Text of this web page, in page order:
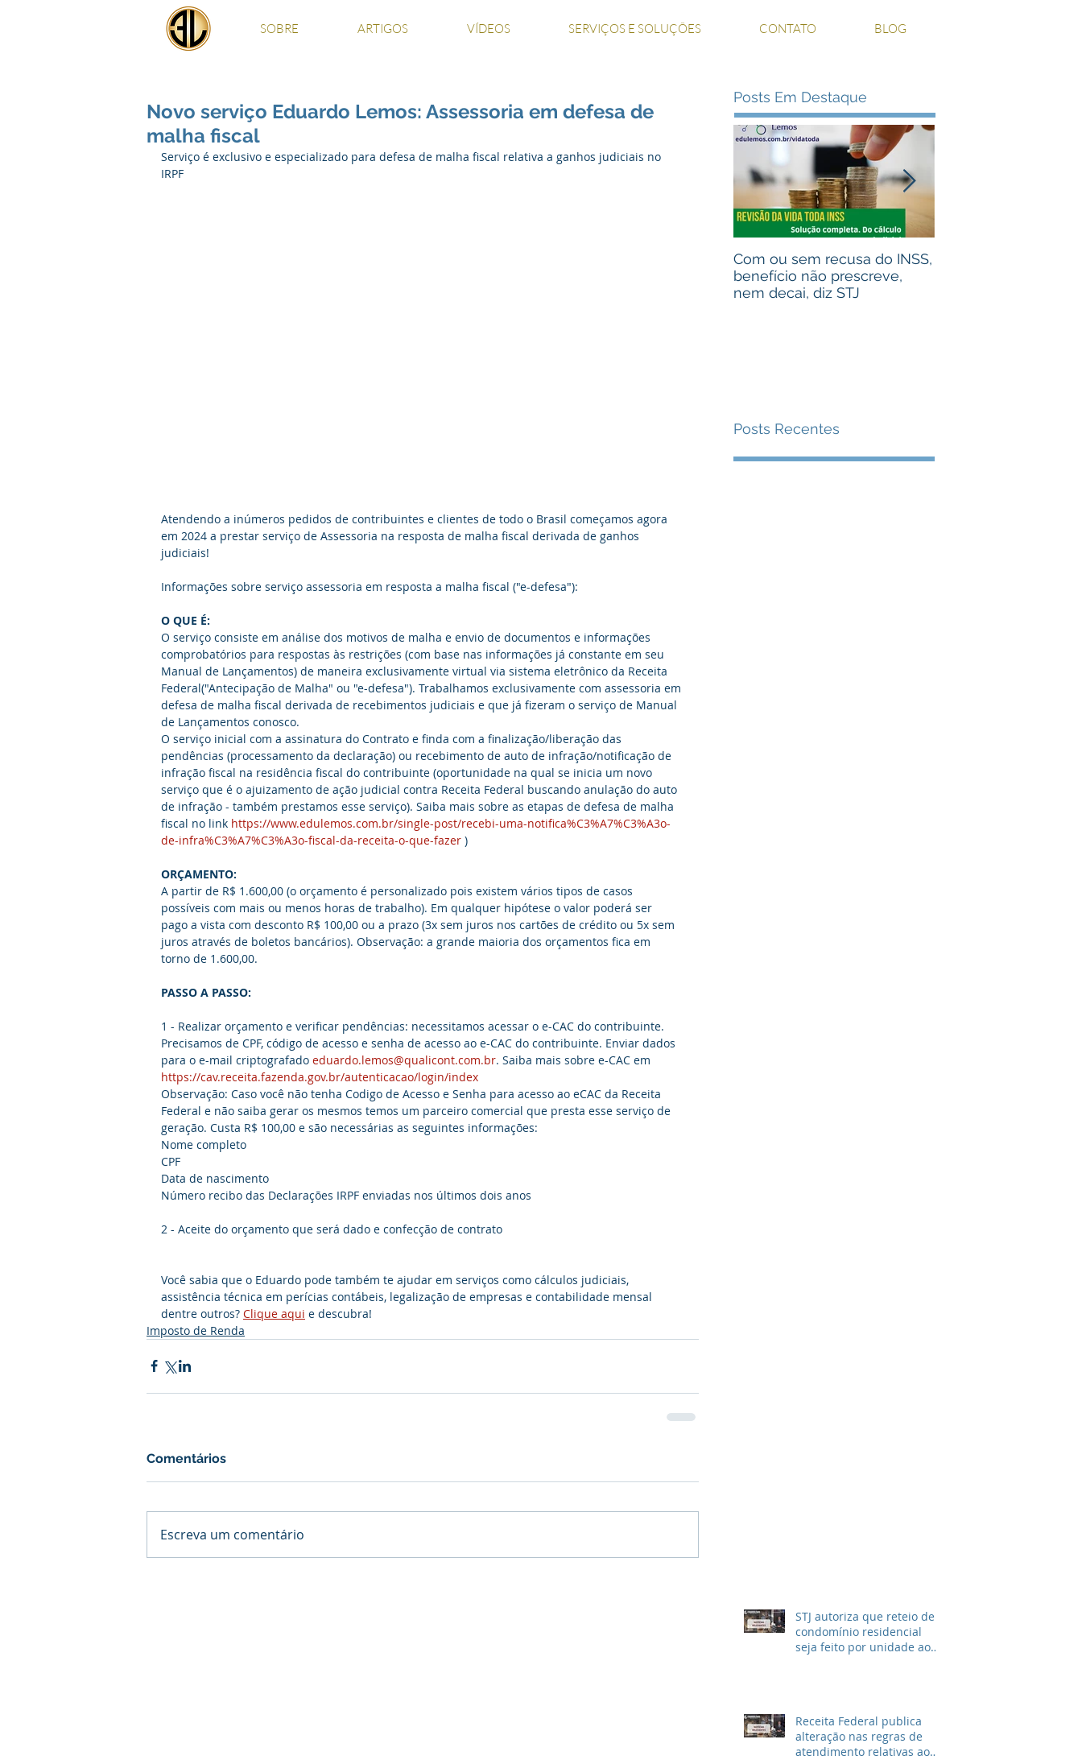
SOBRE ARTIGOS VÍDEOS SERVIÇOS E SOLUÇÕES CONTATO BLOG
Novo serviço Eduardo Lemos: Assessoria em defesa de
malha fiscal
Serviço é exclusivo e especializado para defesa de malha fiscal relativa a ganhos judiciais no
IRPF
Atendendo a inúmeros pedidos de contribuintes e clientes de todo o Brasil começamos agora
em 2024 a prestar serviço de Assessoria na resposta de malha fiscal derivada de ganhos
judiciais!
Informações sobre serviço assessoria em resposta a malha fiscal ("e-defesa"):
O QUE É:
O serviço consiste em análise dos motivos de malha e envio de documentos e informações
comprobatórios para respostas às restrições (com base nas informações já constante em seu
Manual de Lançamentos) de maneira exclusivamente virtual via sistema eletrônico da Receita
Federal("Antecipação de Malha" ou "e-defesa"). Trabalhamos exclusivamente com assessoria em
defesa de malha fiscal derivada de recebimentos judiciais e que já fizeram o serviço de Manual
de Lançamentos conosco.
O serviço inicial com a assinatura do Contrato e finda com a finalização/liberação das
pendências (processamento da declaração) ou recebimento de auto de infração/notificação de
infração fiscal na residência fiscal do contribuinte (oportunidade na qual se inicia um novo
serviço que é o ajuizamento de ação judicial contra Receita Federal buscando anulação do auto
de infração - também prestamos esse serviço). Saiba mais sobre as etapas de defesa de malha
fiscal no link https://www.edulemos.com.br/single-post/recebi-uma-notifica%C3%A7%C3%A3o-
de-infra%C3%A7%C3%A3o-fiscal-da-receita-o-que-fazer )
ORÇAMENTO:
A partir de R$ 1.600,00 (o orçamento é personalizado pois existem vários tipos de casos
possíveis com mais ou menos horas de trabalho). Em qualquer hipótese o valor poderá ser
pago a vista com desconto R$ 100,00 ou a prazo (3x sem juros nos cartões de crédito ou 5x sem
juros através de boletos bancários). Observação: a grande maioria dos orçamentos fica em
torno de 1.600,00.
PASSO A PASSO:
1 - Realizar orçamento e verificar pendências: necessitamos acessar o e-CAC do contribuinte.
Precisamos de CPF, código de acesso e senha de acesso ao e-CAC do contribuinte. Enviar dados
para o e-mail criptografado eduardo.lemos@qualicont.com.br. Saiba mais sobre e-CAC em
https://cav.receita.fazenda.gov.br/autenticacao/login/index
Observação: Caso você não tenha Codigo de Acesso e Senha para acesso ao eCAC da Receita
Federal e não saiba gerar os mesmos temos um parceiro comercial que presta esse serviço de
geração. Custa R$ 100,00 e são necessárias as seguintes informações:
Nome completo
CPF
Data de nascimento
Número recibo das Declarações IRPF enviadas nos últimos dois anos
2 - Aceite do orçamento que será dado e confecção de contrato
Você sabia que o Eduardo pode também te ajudar em serviços como cálculos judiciais,
assistência técnica em perícias contábeis, legalização de empresas e contabilidade mensal
dentre outros? Clique aqui e descubra!
Imposto de Renda
Comentários
Escreva um comentário
Posts Em Destaque
Com ou sem recusa do INSS,
benefício não prescreve,
nem decai, diz STJ
Posts Recentes
STJ autoriza que reteio de
condomínio residencial
seja feito por unidade ao
Receita Federal publica
alteração nas regras de
atendimento relativas ao